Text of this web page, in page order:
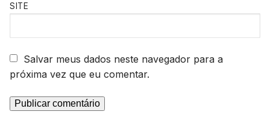
SITE
Salvar meus dados neste navegador para a
próxima vez que eu comentar.